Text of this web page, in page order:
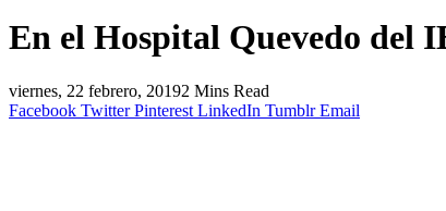
En el Hospital Quevedo del
viernes, 22 febrero, 20192 Mins Read
Facebook Twitter Pinterest LinkedIn Tumblr Email